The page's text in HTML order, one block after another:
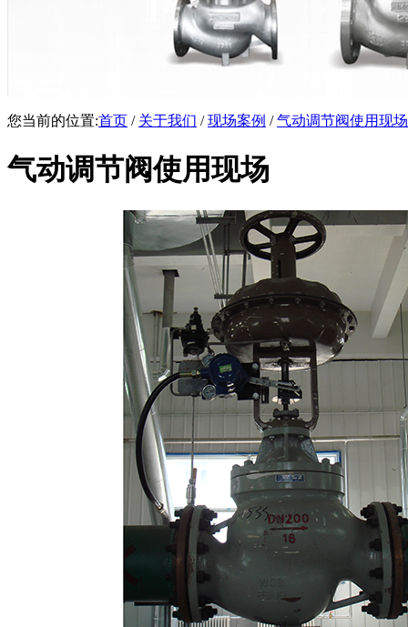
您当前的位置:首页 / 关于我们 /现场案例 /气动调节阀使用现场
气动调节阀使用现场